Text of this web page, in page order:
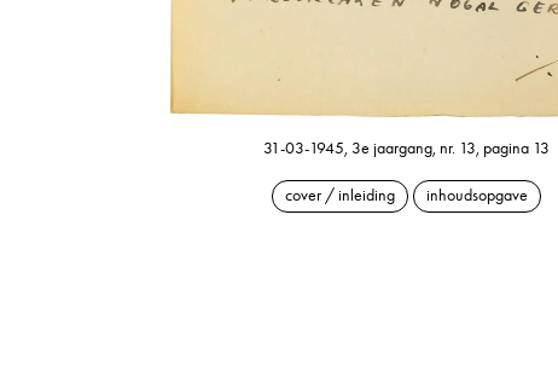
31-03-1945, 3e jaargang, nr. 13, pagina 13
cover / inleiding inhoudsopgave